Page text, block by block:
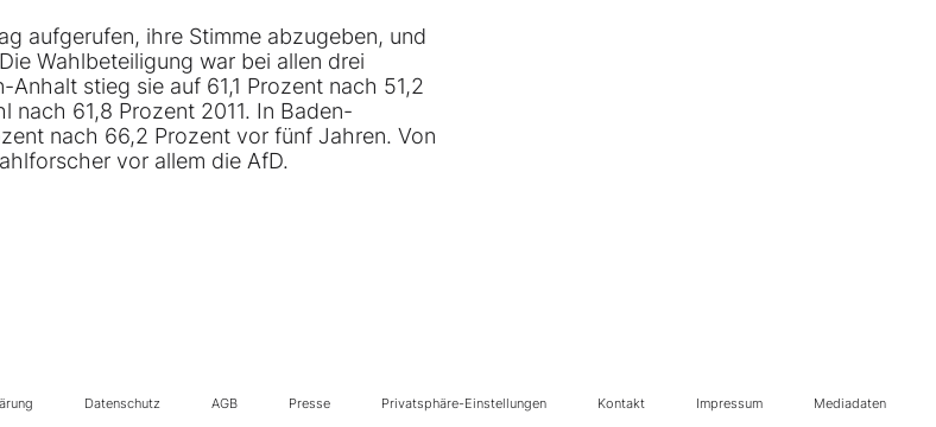
aufgerufen, ihre Stimme abzugeben, und
Wahlbeteiligung war bei allen drei
stieg sie auf 61,1 Prozent nach 51,2
nach 61,8 Prozent 2011. In Baden-
nach 66,2 Prozent vor fünf Jahren. Von
vor allem die AfD.
Datenschutz AGB Presse Privatsphäre-Einstellungen Kontakt Impressum Mediadaten